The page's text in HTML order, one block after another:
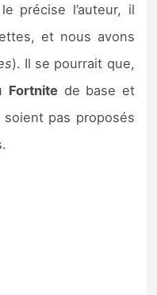
précise l’auteur, il
et nous avons
). Il se pourrait que,
Fortnite de base et
pas proposés